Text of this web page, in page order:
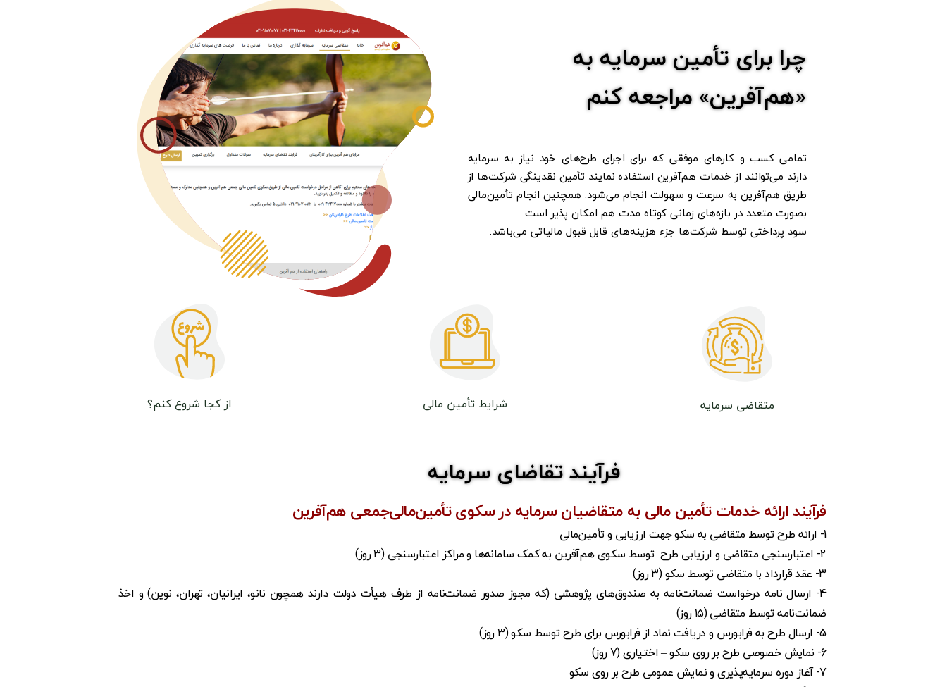
تمامی کسب ‌و ‌کارهای موفقی که برای اجرای طرح‌های خود نیاز به سرمایه
دارند می‌توانند از خدمات هم‌آفرین استفاده نمایند تأمین نقدینگی شرکت‌ها از
طریق هم‌آفرین به سرعت و سهولت انجام می‌شود. همچنین انجام تأمین‌مالی
بصورت متعدد در بازه‌های زمانی کوتاه مدت هم امکان پذیر است.
سود پرداختی توسط شرکت‌ها جزء هزینه‌های قابل قبول مالیاتی می‌باشد.
چرا برای تأمین سرمایه به
«هم‌آفرین» مراجعه کنم
متقاضی سرمایه شرایط تأمین مالی از کجا شروع کنم؟
فرآیند تقاضای سرمایه
فرآیند ارائه خدمات تأمین مالی به متقاضیان سرمایه در سکوی تأمین‌مالی‌جمعی هم‌آفرین
1- ارائه طرح توسط متقاضی به سکو جهت ارزیابی و تأمین‌مالی
2- اعتبارسنجی متقاضی و ارزیابی طرح توسط سکوی هم‌آفرین به کمک سامانه‌ها و مراکز اعتبارسنجی (3 روز)
3- عقد قرارداد با متقاضی توسط سکو (3 روز)
4- ارسال نامه درخواست ضمانت‌نامه به صندوق‌های پژوهشی (که مجوز صدور ضمانت‌نامه از طرف هیأت دولت دارند همچون نانو، ایرانیان، تهران، نوین) و اخذ
ضمانت‌نامه توسط متقاضی (15 روز)
5- ارسال طرح به فرابورس و دریافت نماد از فرابورس برای طرح توسط سکو (3 روز)
6- نمایش خصوصی طرح بر روی سکو – اختیاری (7 روز)
7- آغاز دوره سرمایه‌پذیری و نمایش عمومی طرح بر روی سکو